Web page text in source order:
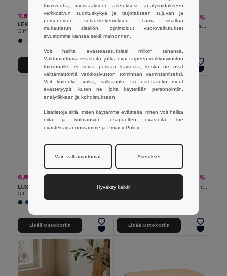
7,80 €
LEKKER PP lounasrasia 700 ml
GiftRetail MO2459
Lisää Ostokoriin
10,85 € -39%
TUNDRA 3 Lounasrasia bambukannella
Lisää Ostokoriin
6,89 € 10,31 €
LUX LUNCH Lounasrasia
GiftRetail MO9759
Lisää Ostokoriin
-40%
Lounaslaatikko. Lounasrasia ruostumattomasta teräksestä bambukannella
Lisää Ostokoriin
toimivuutta, muistaakseen asetuksesi, analysoidakseen
verkkosivun suorituskykyä ja tarjotakseen sujuvan ja
personoidun selauskokemuksen. Tämä sisältää
mukautetun sisällön, optimoidut vuorovaikutukset
sivustomme kanssa sekä mainonnan.
Voit hallita evästeasetuksiasi milloin tahansa.
Välttämättömiä evästeitä, jotka ovat tarpeen verkkosivuston
toiminnalle, ei voida poistaa käytöstä, koska ne ovat
välttämättömiä verkkosivuston toiminnan varmistamiseksi.
Voit kuitenkin valita, sallitaanko tai estetäänkö muut
evästetyypit, kuten ne, joita käytetään personointiin,
analytiikkaan ja kohdistukseen.
Lisätietoja siitä, miten käytämme evästeitä, miten voit hallita
niitä ja kolmansien osapuolten evästeitä, lue
evästekäytännössämme ja Privacy Policy.
Vain välttämättömät Asetukset
Hyväksy kaikki